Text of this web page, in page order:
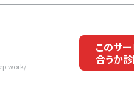
このサ
合うか